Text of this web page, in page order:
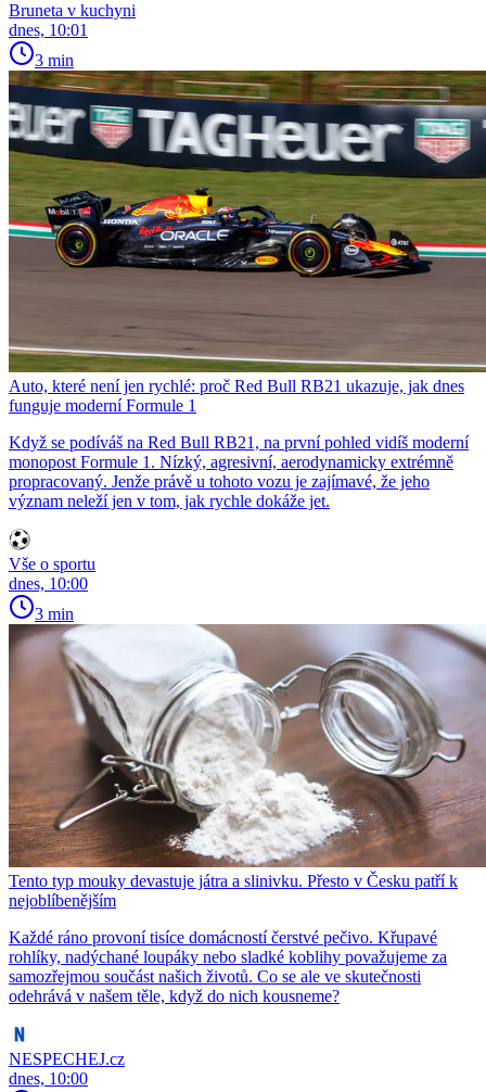
Bruneta v kuchyni
dnes, 10:01
3 min
Auto, které není jen rychlé: proč Red Bull RB21 ukazuje, jak dnes
funguje moderní Formule 1
Když se podíváš na Red Bull RB21, na první pohled vidíš moderní
monopost Formule 1. Nízký, agresivní, aerodynamicky extrémně
propracovaný. Jenže právě u tohoto vozu je zajímavé, že jeho
význam neleží jen v tom, jak rychle dokáže jet.
Vše o sportu
dnes, 10:00
3 min
Tento typ mouky devastuje játra a slinivku. Přesto v Česku patří k
nejoblíbenějším
Každé ráno provoní tisíce domácností čerstvé pečivo. Křupavé
rohlíky, nadýchané loupáky nebo sladké koblihy považujeme za
samozřejmou součást našich životů. Co se ale ve skutečnosti
odehrává v našem těle, když do nich kousneme?
NESPECHEJ.cz
dnes, 10:00